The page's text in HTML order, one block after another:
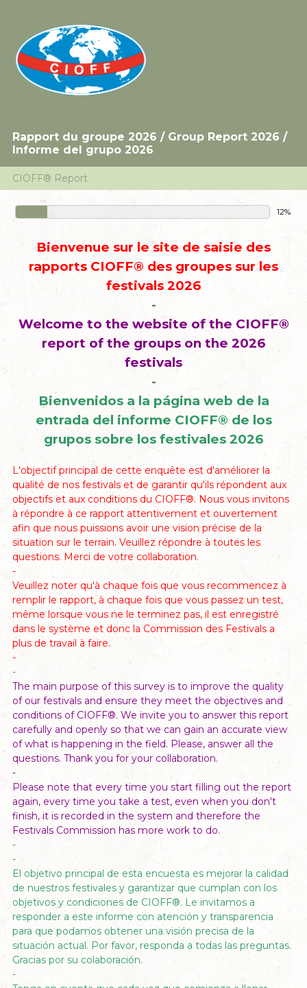
Rapport du groupe 2026 / Group Report 2026 /
Informe del grupo 2026
CIOFF® Report
12%
Bienvenue sur le site de saisie des
rapports CIOFF® des groupes sur les
festivals 2026
-
Welcome to the website of the CIOFF®
report of the groups on the 2026
festivals
-
Bienvenidos a la página web de la
entrada del informe CIOFF® de los
grupos sobre los festivales 2026
L'objectif principal de cette enquête est d'améliorer la
qualité de nos festivals et de garantir qu'ils répondent aux
objectifs et aux conditions du CIOFF®. Nous vous invitons
à répondre à ce rapport attentivement et ouvertement
afin que nous puissions avoir une vision précise de la
situation sur le terrain. Veuillez répondre à toutes les
questions. Merci de votre collaboration.
-
Veuillez noter qu'à chaque fois que vous recommencez à
remplir le rapport, à chaque fois que vous passez un test,
même lorsque vous ne le terminez pas, il est enregistré
dans le système et donc la Commission des Festivals a
plus de travail à faire.
-
-
The main purpose of this survey is to improve the quality
of our festivals and ensure they meet the objectives and
conditions of CIOFF®. We invite you to answer this report
carefully and openly so that we can gain an accurate view
of what is happening in the field. Please, answer all the
questions. Thank you for your collaboration.
-
Please note that every time you start filling out the report
again, every time you take a test, even when you don't
finish, it is recorded in the system and therefore the
Festivals Commission has more work to do.
-
-
El objetivo principal de esta encuesta es mejorar la calidad
de nuestros festivales y garantizar que cumplan con los
objetivos y condiciones de CIOFF®. Le invitamos a
responder a este informe con atención y transparencia
para que podamos obtener una visión precisa de la
situación actual. Por favor, responda a todas las preguntas.
Gracias por su colaboración.
-